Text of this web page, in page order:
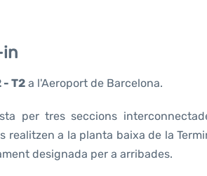
in
- T2 a l'Aeroport de Barcelona.
per tres seccions
realitzen a la planta baixa de la
designada per a arribades.